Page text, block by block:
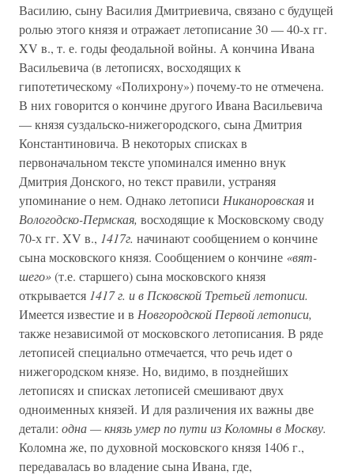
Василию, сыну Василия Дмитриевича, связано с будущей
ролью этого князя и отражает летописание 30 — 40-х гг.
XV в., т. е. годы феодальной войны. А кончина Ивана
Васильевича (в летописях, восходящих к
гипотетическому «Полихрону») почему-то не отмечена.
В них говорится о кончине другого Ивана Васильевича
— князя суздальско-нижегородского, сына Дмитрия
Константиновича. В некоторых списках в
первоначальном тексте упоминался именно внук
Дмитрия Донского, но текст правили, устраняя
упоминание о нем. Однако летописи Никаноровскаяи
Вологодско-Пермская, восходящие к Московскому своду
70-х гг. XV в., 1417г. начинают сообщением о кончине
сына московского князя. Сообщением о кончине «вят-
шего»(т.е. старшего) сына московского князя
открывается 1417 г. и в Псковской Третьей летописи.
Имеется известие и в Новгородской Первой летописи,
также независимой от московского летописания. В ряде
летописей специально отмечается, что речь идет о
нижегородском князе. Но, видимо, в позднейших
летописях и списках летописей смешивают двух
одноименных князей. И для различения их важны две
детали: одна — князь умер по пути из Коломны в Москву.
Коломна же, по духовной московского князя 1406 г.,
передавалась во владение сына Ивана, где,